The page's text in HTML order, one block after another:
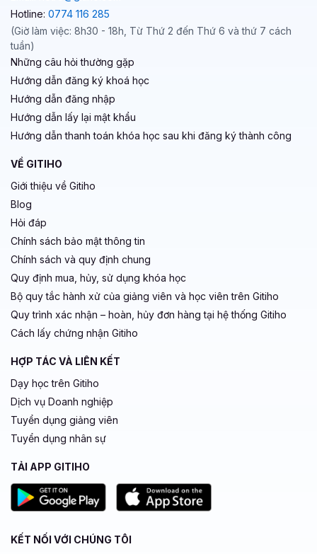
Hotline: 0774 116 285
(Giờ làm việc: 8h30 - 18h, Từ Thứ 2 đến Thứ 6 và thứ 7 cách
tuần)
Những câu hỏi thường gặp
Hướng dẫn đăng ký khoá học
Hướng dẫn đăng nhập
Hướng dẫn lấy lại mật khẩu
Hướng dẫn thanh toán khóa học sau khi đăng ký thành công
VỀ GITIHO
Giới thiệu về Gitiho
Blog
Hỏi đáp
Chính sách bảo mật thông tin
Chính sách và quy định chung
Quy định mua, hủy, sử dụng khóa học
Bộ quy tắc hành xử của giảng viên và học viên trên Gitiho
Quy trình xác nhận – hoàn, hủy đơn hàng tại hệ thống Gitiho
Cách lấy chứng nhận Gitiho
HỢP TÁC VÀ LIÊN KẾT
Dạy học trên Gitiho
Dịch vụ Doanh nghiệp
Tuyển dụng giảng viên
Tuyển dụng nhân sự
TẢI APP GITIHO
KẾT NỐI VỚI CHÚNG TÔI